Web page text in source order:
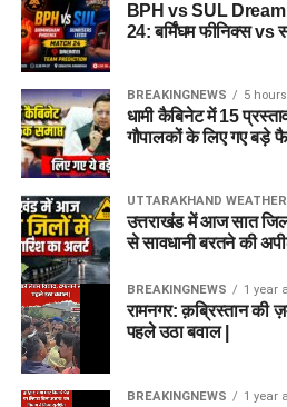
BPH vs SUL
24: बर्मिंघम फीनिक्स vs
BREAKINGNEWS 5
धामी कैबिनेट में 15
गौपालकों के लिए गए बड़े
UTTARAKHAND WEATHER
उत्तराखंड में आज सात
से सावधानी बरतने की
BREAKINGNEWS 1 year
रामनगर: क़ब्रिस्तान की
पहले उठा बवाल |
BREAKINGNEWS 1 year